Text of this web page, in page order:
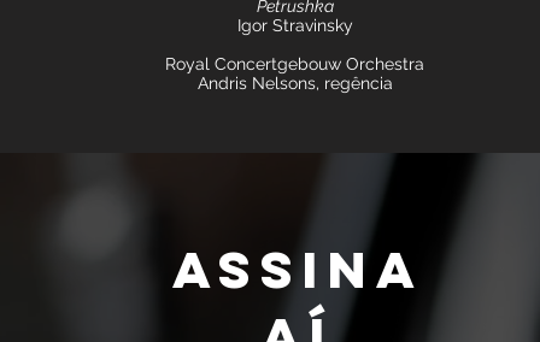
Petrushka
Igor Stravinsky
Royal Concertgebouw Orchestra
Andris Nelsons, regência
Assina